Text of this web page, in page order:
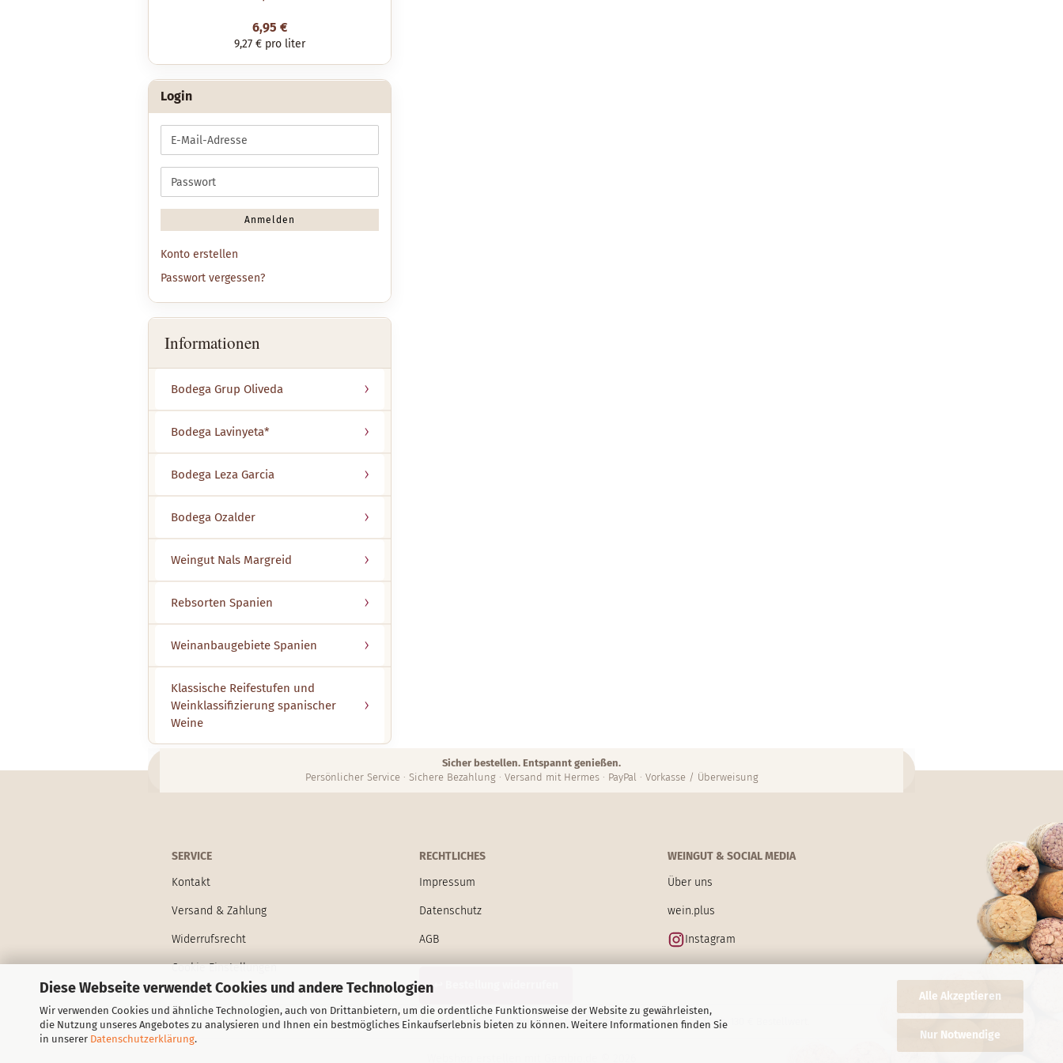
Diese Webseite verwendet Cookies und andere Technologien
Wir verwenden Cookies und ähnliche Technologien, auch von Drittanbietern, um die ordentliche Funktionsweise der Website zu gewährleisten,
die Nutzung unseres Angebotes zu analysieren und Ihnen ein bestmögliches Einkaufserlebnis bieten zu können. Weitere Informationen finden Sie
in unserer Datenschutzerklärung.
Alle Akzeptieren
Nur Notwendige
6,95 €
9,27 € pro liter
Login
E-
Mail-
Adresse
Passwort
Anmelden
Konto erstellen
Passwort vergessen?
Informationen
Bodega Grup Oliveda
Bodega Lavinyeta*
Bodega Leza Garcia
Bodega Ozalder
Weingut Nals Margreid
Rebsorten Spanien
Weinanbaugebiete Spanien
Klassische Reifestufen und
Weinklassifizierung spanischer
Weine
Sicher bestellen. Entspannt genießen.
Persönlicher Service · Sichere Bezahlung · Versand mit Hermes · PayPal · Vorkasse / Überweisung
SERVICE
Kontakt
Versand & Zahlung
Widerrufsrecht
Cookie Einstellungen
RECHTLICHES
Impressum
Datenschutz
AGB
WEINGUT & SOCIAL MEDIA
Über uns
wein.plus
Instagram
Alle Preise inkl. gesetzlicher MwSt. zzgl. Versandkosten. Versandkostenfrei innerhalb Deutschlands ab 130 € Bestellwert.